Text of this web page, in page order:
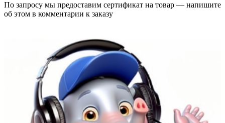
По запросу мы предоставим сертификат на товар — напишите
об этом в комментарии к заказу